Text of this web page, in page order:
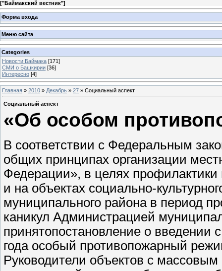
["Баймакский вестник"]
Форма входа
Меню сайта
Categories
Новости Баймака [171]
СМИ о Башкирии [36]
Интересно [4]
Главная » 2010 » Декабрь » 27 » Социальный аспект
Социальный аспект
«Об особом
В соответствии с Федеральным
общих принципах организации
Федерации», в целях
и на объектах социально-
муниципального района в период
каникул Администрацией
принятопостановление о введении
года особый противопожарный
Руководители объектов с